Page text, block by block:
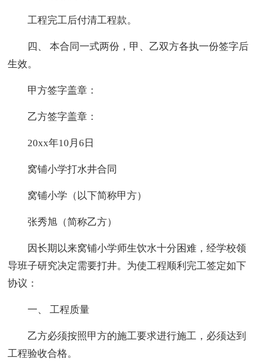
工程完工后付清工程款。
四、 本合同一式两份，甲、乙双方各执一份签字后
生效。
甲方签字盖章：
乙方签字盖章：
20xx年10月6日
窝铺小学打水井合同
窝铺小学（以下简称甲方）
张秀旭（简称乙方）
因长期以来窝铺小学师生饮水十分困难，经学校领
导班子研究决定需要打井。为使工程顺利完工签定如下
协议：
一、 工程质量
乙方必须按照甲方的施工要求进行施工，必须达到
工程验收合格。